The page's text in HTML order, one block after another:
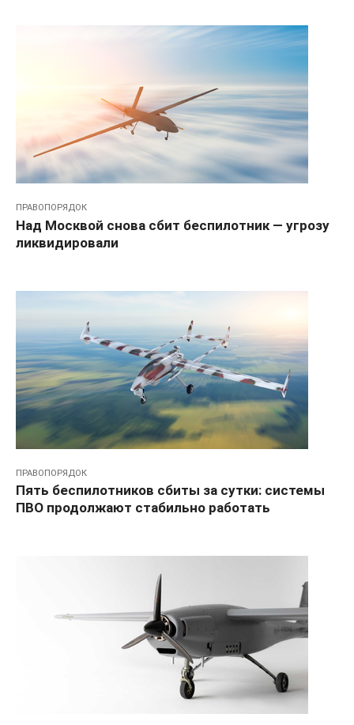
ПРАВОПОРЯДОК
Над Москвой снова сбит беспилотник — угрозу
ликвидировали
ПРАВОПОРЯДОК
Пять беспилотников сбиты за сутки: системы
ПВО продолжают стабильно работать